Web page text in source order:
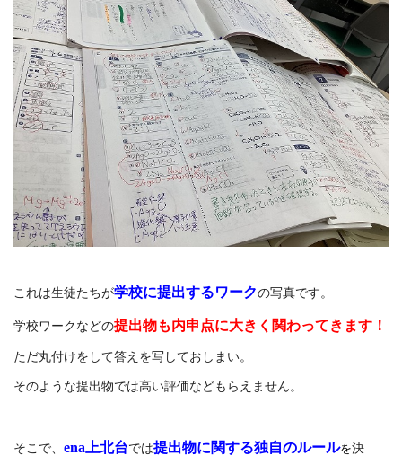
これは生徒たちが学校に提出するワークの写真です。
学校ワークなどの提出物も内申点に大きく関わってきます！
ただ丸付けをして答えを写しておしまい。
そのような提出物では高い評価などもらえません。
そこで、 ena上北台では提出物に関する独自のルールを決